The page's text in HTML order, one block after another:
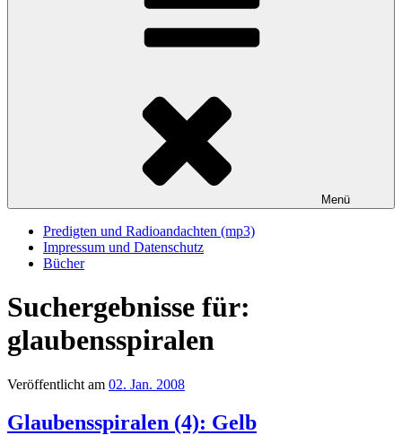
Menü
Predigten und Radioandachten (mp3)
Impressum und Datenschutz
Bücher
Suchergebnisse für:
glaubensspiralen
Veröffentlicht am 02. Jan. 2008
Glaubensspiralen (4): Gelb